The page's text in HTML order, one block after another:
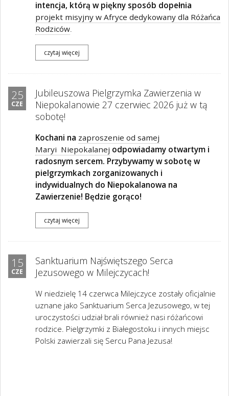
intencja, którą w piękny sposób dopełnia
projekt misyjny w Afryce dedykowany dla Różańca
Rodziców.
czytaj więcej
25
CZE
Jubileuszowa Pielgrzymka Zawierzenia w
Niepokalanowie 27 czerwiec 2026 już w tą
sobotę!
Kochani na zaproszenie od samej
Maryi Niepokalanej odpowiadamy otwartym i
radosnym sercem. Przybywamy w sobotę w
pielgrzymkach zorganizowanych i
indywidualnych do Niepokalanowa na
Zawierzenie! Będzie gorąco!
czytaj więcej
15
CZE
Sanktuarium Najświętszego Serca
Jezusowego w Milejczycach!
W niedzielę 14 czerwca Milejczyce zostały oficjalnie
uznane jako Sanktuarium Serca Jezusowego, w tej
uroczystości udział brali również nasi różańcowi
rodzice. Pielgrzymki z Białegostoku i innych miejsc
Polski zawierzali się Sercu Pana Jezusa!